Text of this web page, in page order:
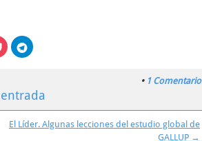
Haz
clic
para
(Se
abre
en
una
ventana
Haz
clic
(Se
abre
en
una
ventana
• 1 Comentario
El Líder. Algunas lecciones del estudio global de
GALLUP →